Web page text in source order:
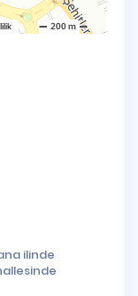
ilinde